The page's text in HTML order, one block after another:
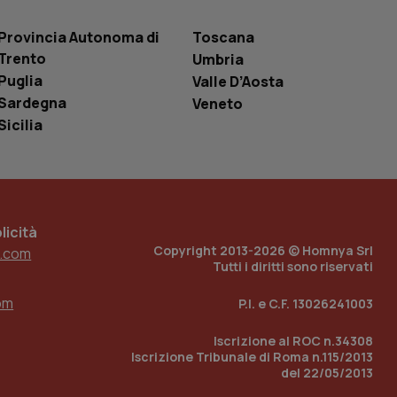
Autonoma di
Toscana
Umbria
Valle D’Aosta
Veneto
Copyright 2013-2026 © Homnya Srl
Tutti i diritti sono riservati
P.I. e C.F. 13026241003
Iscrizione al ROC n.34308
Iscrizione Tribunale di Roma n.115/2013
del 22/05/2013
in cui viene
il sito, ma un
di accesso per
Analytics
del sito web sta
traccia
incorporati
del sito web sta